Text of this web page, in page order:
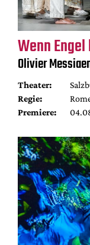
Wenn
Olivier
Theater:
Regie:
Premiere: